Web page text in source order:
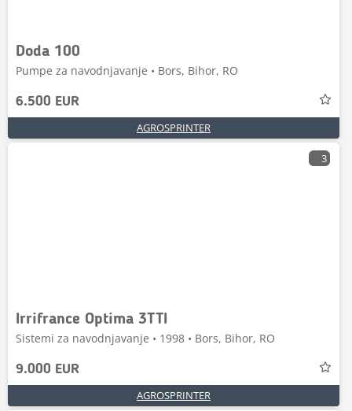
Doda 100
Pumpe za navodnjavanje • Bors, Bihor, RO
6.500 EUR
AGROSPRINTER
3
Irrifrance Optima 3TTI
Sistemi za navodnjavanje • 1998 • Bors, Bihor, RO
9.000 EUR
AGROSPRINTER